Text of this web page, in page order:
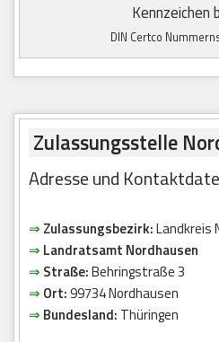
Kennzeichen
DIN Certco
Zulassungsstelle
Adresse und
⇒ Zulassungsbezirk:Landkreis
⇒ Landratsamt Nordhausen
⇒ Straße:Behringstraße 3
⇒ Ort:99734 Nordhausen
⇒ Bundesland: Thüringen